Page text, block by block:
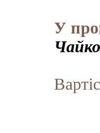
У